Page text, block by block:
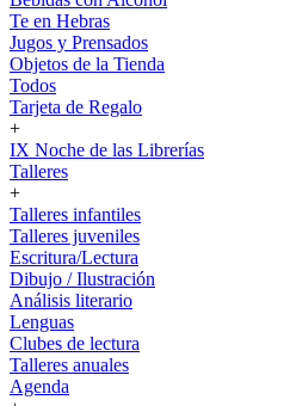
Te en Hebras
Jugos y Prensados
Objetos de la Tienda
Todos
Tarjeta de Regalo
+
IX Noche de las Librerías
Talleres
+
Talleres infantiles
Talleres juveniles
Escritura/Lectura
Dibujo / Ilustración
Análisis literario
Lenguas
Clubes de lectura
Talleres anuales
Agenda